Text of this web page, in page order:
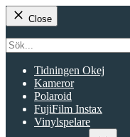
Close
for:
Tidningen Okej
Kameror
Polaroid
FujiFilm Instax
Vinylspelare